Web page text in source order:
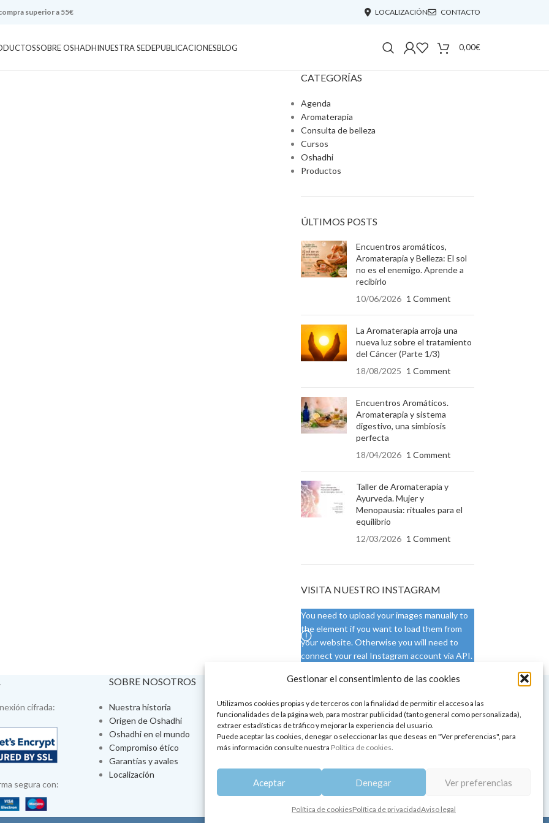
Gestionar el consentimiento de las cookies
Utilizamos cookies propias y de terceros con la finalidad de permitir el acceso a las
funcionalidades de la página web, para mostrar publicidad (tanto general como personalizada),
extraer estadísticas de tráfico y mejorar la experiencia del usuario.
Puede aceptar las cookies, denegar o seleccionar las que deseas en "Ver preferencias", para
más información consulte nuestra Política de cookies.
Aceptar Denegar Ver preferencias
Política de cookiesPolítica de privacidadAviso legal
superior a 55€ LOCALIZACIÓN CONTACTO
SOBRE OSHADHINUESTRA SEDEPUBLICACIONESBLOG 0,00€
CATEGORÍAS
Agenda
Aromaterapia
Consulta de belleza
Cursos
Oshadhi
Productos
ÚLTIMOS POSTS
Encuentros aromáticos,
Aromaterapia y Belleza: El sol
no es el enemigo. Aprende a
recibirlo
10/06/2026 1 Comment
La Aromaterapia arroja una
nueva luz sobre el tratamiento
del Cáncer (Parte 1/3)
18/08/2025 1 Comment
Encuentros Aromáticos.
Aromaterapia y sistema
digestivo, una simbiosis
perfecta
18/04/2026 1 Comment
Taller de Aromaterapia y
Ayurveda. Mujer y
Menopausia: rituales para el
equilibrio
12/03/2026 1 Comment
VISITA NUESTRO INSTAGRAM
You need to upload your images manually to
the element if you want to load them from
your website. Otherwise you will need to
connect your real Instagram account via API.
cifrada:
segura con:
SOBRE NOSOTROS
Nuestra historia
Origen de Oshadhi
Oshadhi en el mundo
Compromiso ético
Garantías y avales
Localización
VISÍTA NUESTRA SEDE
Tienda física
Talleres de aromaterapia
Tratamientos de belleza
Ayurveda
Aromaterapia y bienestar
CONDICIONES DE USO
Condiciones generales
Cambios y devoluciones
Formas de pago
Formas de envío